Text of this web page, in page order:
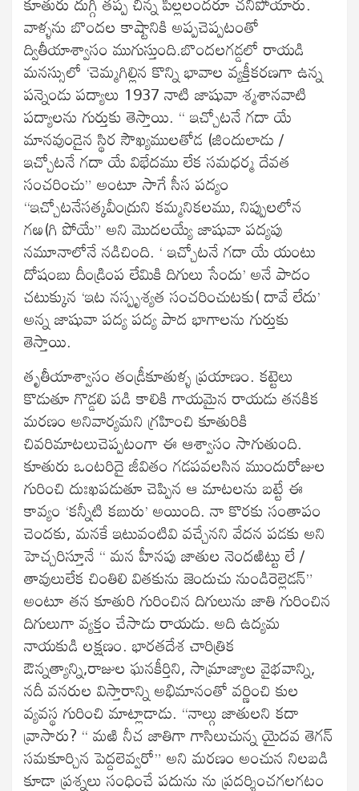
వాళ్ళను బొందల కాష్టానికి అప్పచెప్పటంతో
ద్వితీయాశ్వాసం ముగుస్తుంది.బొందలగడ్డలో రాయడి
మనస్సులో ‘చెమ్మగిల్లిన కొన్ని భావాల వ్యక్తీకరణగా ఉన్న
పన్నెండు పద్యాలు 1937 నాటి జాషువా శ్మశానవాటి
పద్యాలను గుర్తుకు తెస్తాయి. “ ఇచ్చోటనే గదా యే
మానవుండైన స్థిర సౌఖ్యములతోడ (జిందులాడు /
ఇచ్చోటనే గదా యే విభేదము లేక సమధర్మ దేవత
సంచరించు” అంటూ సాగే సీస పద్యం
“ఇచ్చోటనేసత్కవీంద్రుని కమ్మనికలము, నిప్పులలోన
గఱ(గి పోయే” అని మొదలయ్యే జాషువా పద్యపు
నమూనాలోనే నడిచింది. ‘ ఇచ్చోటనే గదా యే యంటు
దోషంబు దీండ్రింప లేమికి దిగులు సేందు’ అనే పాదం
చటుక్కున ‘ఇట నస్పృశ్యత సంచరించుటకు( దావే లేదు’
అన్న జాషువా పద్య పద్య పాద భాగాలను గుర్తుకు
తెస్తాయి.
తృతీయాశ్వాసం తండ్రీకూతుళ్ళ ప్రయాణం. కట్టెలు
కొడుతూ గొడ్డలి పడి కాలికి గాయమైన రాయడు తనకిక
మరణం అనివార్యమని గ్రహించి కూతురికి
చివరిమాటలుచెప్పటంగా ఈ ఆశ్వాసం సాగుతుంది.
కూతురు ఒంటరిదై జీవితం గడపవలసిన ముందురోజుల
గురించి దుఃఖపడుతూ చెప్పిన ఆ మాటలను బట్టే ఈ
కావ్యం ‘కన్నీటి కబురు’ అయింది. నా కొరకు సంతాపం
చెందకు, మనకే ఇటువంటివి వచ్చేనని వేదన పడకు అని
హెచ్చరిస్తూనే “ మన హీనపు జాతుల నెందఱిట్టు లే /
తావులులేక చింతిలి వితకును జెందుచు నుండిరెల్లెడన్”
అంటూ తన కూతురి గురించిన దిగులును జాతి గురించిన
దిగులుగా వ్యక్తం చేసాడు రాయడు. అది ఉద్యమ
నాయకుడి లక్షణం. భారతదేశ చారిత్రిక
ఔన్నత్యాన్ని,రాజుల ఘనకీర్తిని, సామ్రాజ్యాల వైభవాన్ని,
నదీ వనరుల విస్తారాన్ని అభిమానంతో వర్ణించి కుల
వ్యవస్థ గురించి మాట్లాడాడు. “నాల్గు జాతులని కదా
వ్రాసారు? “ మఱి నీచ జాతిగా గాసిలుచున్న యైదవ తెగన్
సమకూర్చిన పెద్దలెవ్వరో” అని మరణం అంచున నిలబడి
కూడా ప్రశ్నలు సంధించే పదును ను ప్రదర్శించగలగటం